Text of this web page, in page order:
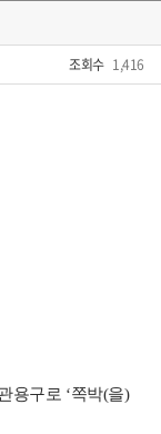
조회수 1,416
용구로 ‘쪽박(을)